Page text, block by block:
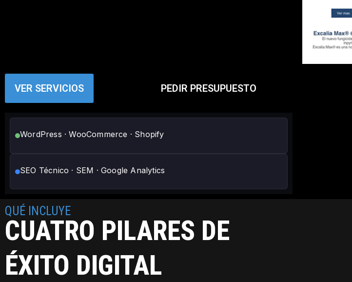
VER SERVICIOS PEDIR PRESUPUESTO
WordPress · WooCommerce · Shopify
SEO Técnico · SEM · Google Analytics
QUÉ INCLUYE
CUATRO PILARES DE
ÉXITO DIGITAL